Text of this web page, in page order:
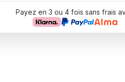
Payez en 3 ou 4 fois sans frais